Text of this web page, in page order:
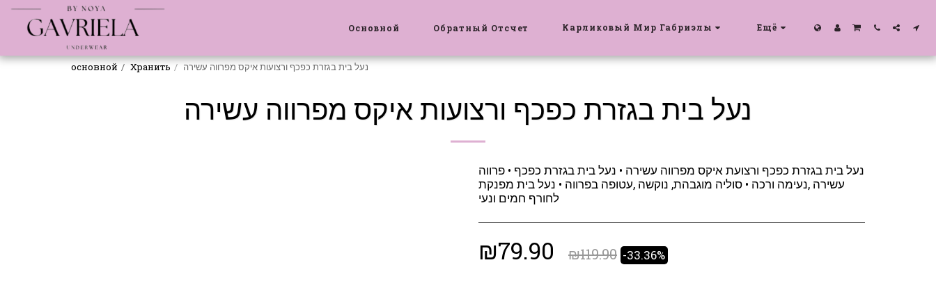
Основной Обратный Отсчет Карликовый Мир Габриэлы Ещё
основной Хранить נעל בית בגזרת כפכף ורצועות איקס מפרווה עשירה
נעל בית בגזרת כפכף ורצועות איקס מפרווה עשירה
נעל בית בגזרת כפכף ורצועת איקס מפרווה עשירה • נעל בית בגזרת כפכף • פרווה
עשירה ,נעימה ורכה • סוליה מוגבהת, נוקשה ,עטופה בפרווה • נעל בית מפנקת
לחורף חמים ונעי
₪79.90 ₪119.90 -33.36%